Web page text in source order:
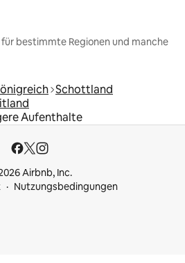
bestimmte Regionen und manche
Schottland
Aufenthalte
Airbnb, Inc.
Nutzungsbedingungen